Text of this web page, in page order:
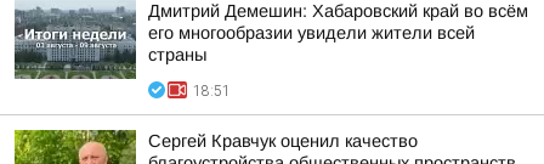
Дмитрий Демешин: Хабаровский край во всём
его многообразии увидели жители всей
страны
18:51
Сергей Кравчук оценил качество